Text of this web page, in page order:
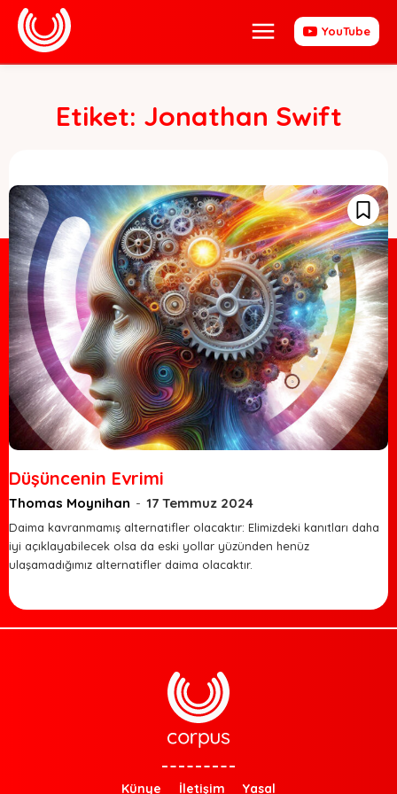
YouTube
Etiket: Jonathan Swift
Düşüncenin Evrimi
Thomas Moynihan - 17 Temmuz 2024
Daima kavranmamış alternatifler olacaktır: Elimizdeki kanıtları daha
iyi açıklayabilecek olsa da eski yollar yüzünden henüz
ulaşamadığımız alternatifler daima olacaktır.
Künye İletişim Yasal